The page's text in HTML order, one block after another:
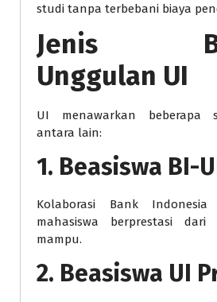
studi tanpa terbebani biaya
Jenis
Unggulan UI
UI menawarkan beberapa
antara lain:
1. Beasiswa BI-
Kolaborasi Bank
mahasiswa berprestasi
mampu.
2. Beasiswa UI